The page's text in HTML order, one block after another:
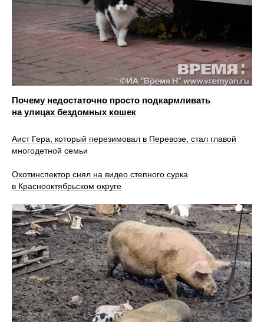
Почему недостаточно просто подкармливать
на улицах бездомных кошек
Аист Гера, который перезимовал в Перевозе, стал главой
многодетной семьи
Охотинспектор снял на видео степного сурка
в Краснооктябрьском округе